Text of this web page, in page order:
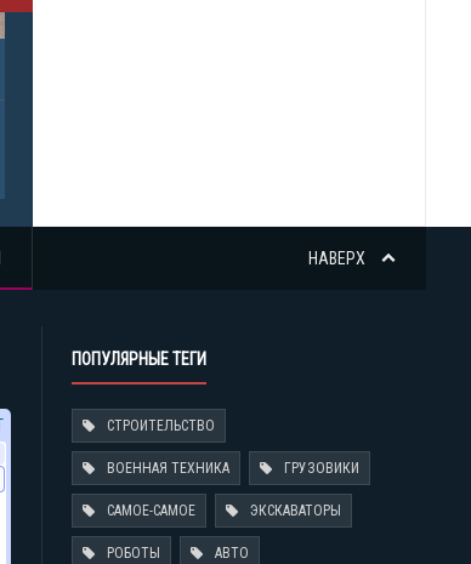
НАВЕРХ
ПОПУЛЯРНЫЕ ТЕГИ
СТРОИТЕЛЬСТВО
ВОЕННАЯ ТЕХНИКА ГРУЗОВИКИ
САМОЕ-САМОЕ ЭКСКАВАТОРЫ
РОБОТЫ АВТО